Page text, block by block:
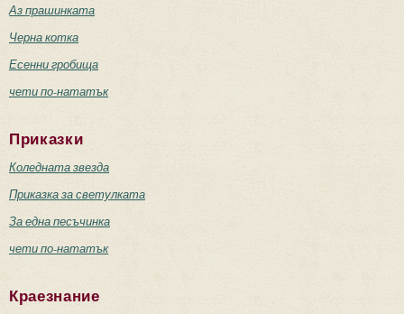
Аз прашинката
Черна котка
Есенни гробища
чети по-нататък
Приказки
Коледната звезда
Приказка за светулката
За една песъчинка
чети по-нататък
Краезнание